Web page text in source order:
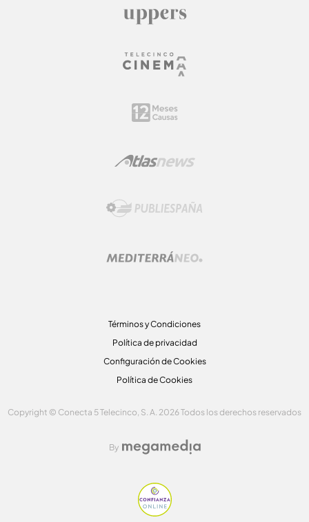
Términos y Condiciones
Política de privacidad
Configuración de Cookies
Política de Cookies
Copyright © Conecta 5 Telecinco, S. A. 2026 Todos los derechos reservados
By